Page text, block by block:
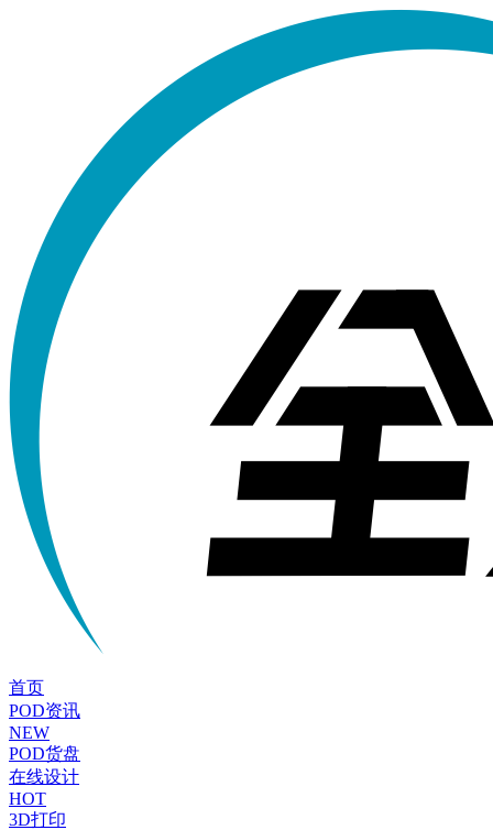
首页
POD资讯
NEW
POD货盘
在线设计
HOT
3D打印